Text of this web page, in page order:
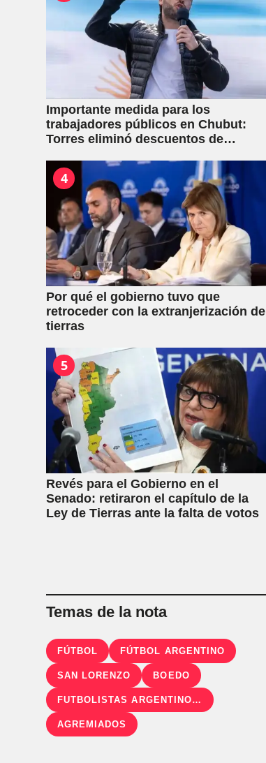
Importante medida para los
trabajadores públicos en Chubut:
Torres eliminó descuentos de
4
Por qué el gobierno tuvo que
retroceder con la extranjerización de
tierras
5
Revés para el Gobierno en el
Senado: retiraron el capítulo de la
Ley de Tierras ante la falta de votos
Temas de la nota
FÚTBOL FÚTBOL ARGENTINO
SAN LORENZO BOEDO
FUTBOLISTAS ARGENTINOS AGREMIADOS
AGREMIADOS